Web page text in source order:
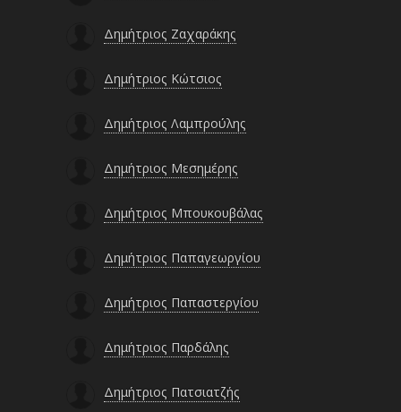
Δημήτριος Ζαχαράκης
Δημήτριος Κώτσιος
Δημήτριος Λαμπρούλης
Δημήτριος Μεσημέρης
Δημήτριος Μπουκουβάλας
Δημήτριος Παπαγεωργίου
Δημήτριος Παπαστεργίου
Δημήτριος Παρδάλης
Δημήτριος Πατσιατζής